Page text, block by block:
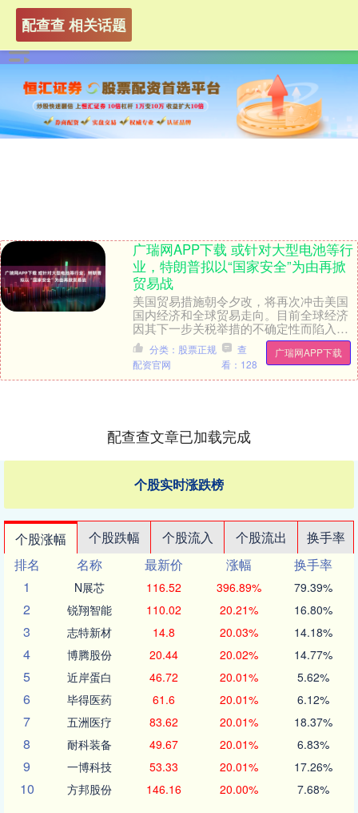
配查查 相关话题
广瑞网APP下载 或针对大型电池等行
业，特朗普拟以“国家安全”为由再掀
贸易战
美国贸易措施朝令夕改，将再次冲击美国
国内经济和全球贸易走向。目前全球经济
因其下一步关税举措的不确定性而陷入动
荡、股市下挫。 据央视新闻报道，特朗普
政府正考虑以“....
广瑞网APP下载
分类：股票正规
配资官网
查
看：128
配查查文章已加载完成
个股实时涨跌榜
个股涨幅 个股跌幅 个股流入 个股流出
换手率
排名
名称 最新价 涨幅
换手率
1
N展芯 116.52 396.89% 79.39%
2 锐翔智能 110.02 20.21% 16.80%
3 志特新材 14.8 20.03% 14.18%
4 博腾股份 20.44 20.02% 14.77%
5 近岸蛋白 46.72 20.01% 5.62%
6 毕得医药 61.6 20.01% 6.12%
7 五洲医疗 83.62 20.01% 18.37%
8 耐科装备 49.67 20.01% 6.83%
9 一博科技 53.33 20.01% 17.26%
10 方邦股份 146.16 20.00% 7.68%